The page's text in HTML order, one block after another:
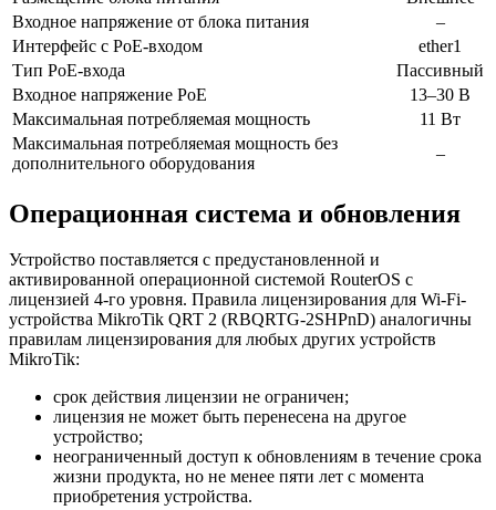
Входное напряжение от блока питания
–
Интерфейс с PoE-входом
ether1
Тип PoE-входа
Пассивный
Входное напряжение PoE
13–30 В
Максимальная потребляемая мощность
11 Вт
Максимальная потребляемая мощность без
дополнительного оборудования
–
Операционная система и обновления
Устройство поставляется с предустановленной и
активированной операционной системой RouterOS с
лицензией 4-го уровня. Правила лицензирования для Wi-Fi-
устройства MikroTik QRT 2 (RBQRTG-2SHPnD) аналогичны
правилам лицензирования для любых других устройств
MikroTik:
срок действия лицензии не ограничен;
лицензия не может быть перенесена на другое
устройство;
неограниченный доступ к обновлениям в течение срока
жизни продукта, но не менее пяти лет с момента
приобретения устройства.